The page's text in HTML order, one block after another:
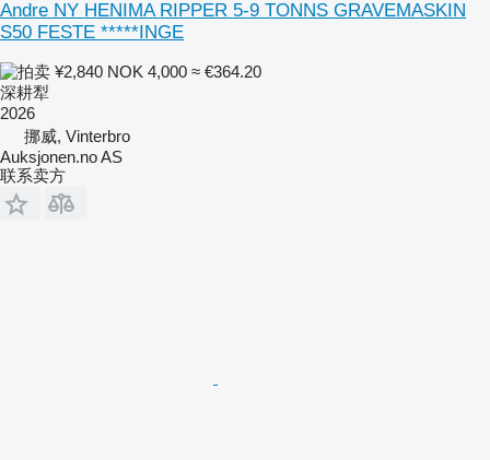
Andre NY HENIMA RIPPER 5-9 TONNS GRAVEMASKIN
S50 FESTE *****INGE
¥2,840 NOK 4,000 ≈ €364.20
深耕犁
2026
挪威, Vinterbro
Auksjonen.no AS
联系卖方